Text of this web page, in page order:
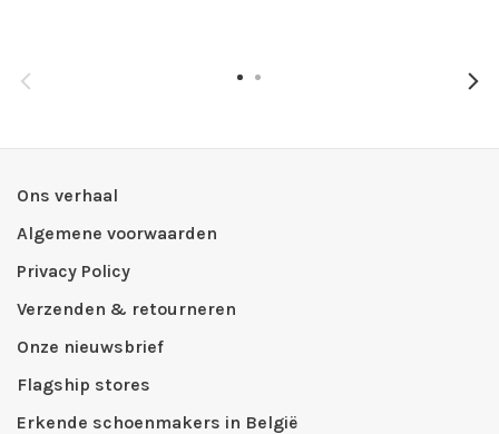
Ons verhaal
Algemene voorwaarden
Privacy Policy
Verzenden & retourneren
Onze nieuwsbrief
Flagship stores
Erkende schoenmakers in België